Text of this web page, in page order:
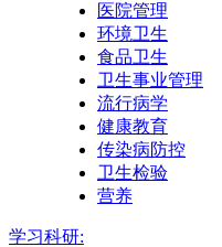
医院管理
环境卫生
食品卫生
卫生事业管理
流行病学
健康教育
传染病防控
卫生检验
营养
学习科研: